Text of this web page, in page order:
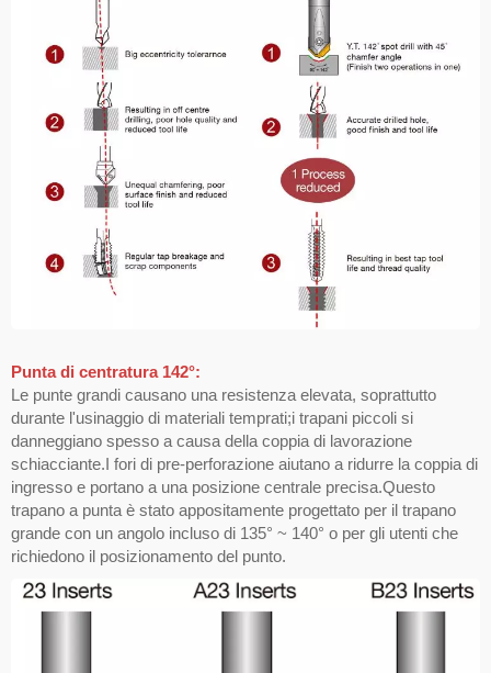
Punta di centratura 142°:
Le punte grandi causano una resistenza elevata, soprattutto
durante l'usinaggio di materiali temprati;i trapani piccoli si
danneggiano spesso a causa della coppia di lavorazione
schiacciante.I fori di pre-perforazione aiutano a ridurre la coppia di
ingresso e portano a una posizione centrale precisa.Questo
trapano a punta è stato appositamente progettato per il trapano
grande con un angolo incluso di 135° ~ 140° o per gli utenti che
richiedono il posizionamento del punto.